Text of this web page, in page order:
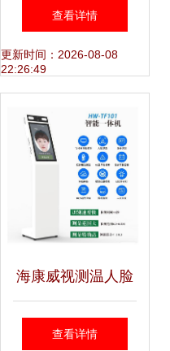
元 动态人脸识别扣
费系统全面解析
查看详情
更新时间：2026-08-08
22:26:49
海康威视测温人脸
识别一体机企业版
查看详情